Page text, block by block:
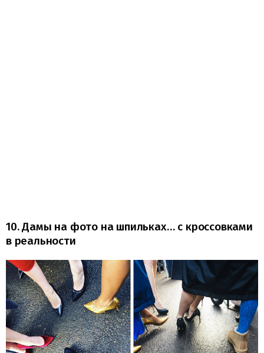
10. Дамы на фото на шпильках… с кроссовками
в реальности